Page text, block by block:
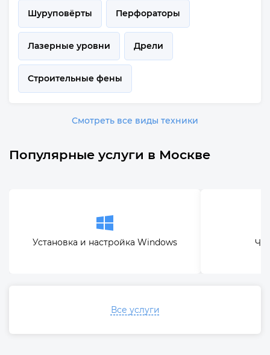
Шуруповёрты Перфораторы
Лазерные уровни Дрели
Строительные фены
Смотреть все виды техники
Популярные услуги в Москве
Установка и настройка Windows
Все услуги